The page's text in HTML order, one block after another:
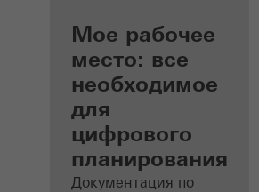
Преимущества
архитекторов
Откройте для
себя «Мой
рабочий стол»​
Мое рабочее
место: все
необходимое
для
цифрового
планирования
Документация по